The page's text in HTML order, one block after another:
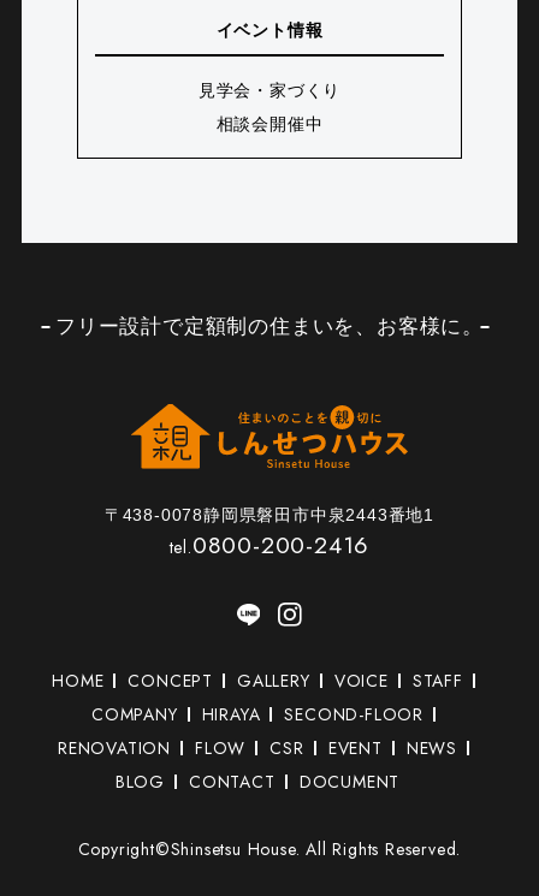
イベント情報
見学会・家づくり
相談会開催中
フリー設計で定額制の住まいを、お客様に。
〒438-0078静岡県磐田市中泉2443番地1
tel.0800-200-2416
HOME CONCEPT GALLERY VOICE
STAFF
COMPANY
HIRAYA
SECOND-FLOOR
RENOVATION
FLOW CSR EVENT
NEWS
BLOG
CONTACT DOCUMENT
Copyright©Shinsetsu House. All Rights Reserved.